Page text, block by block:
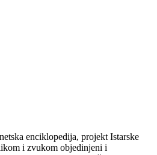
enciklopedija, projekt Istarske
i zvukom objedinjeni i